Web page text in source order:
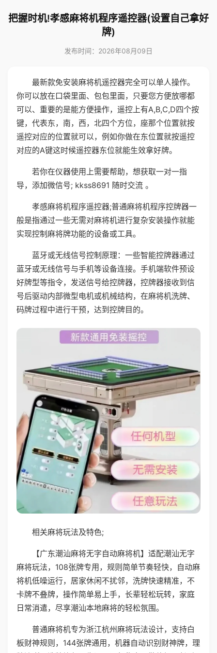
把握时机!孝感麻将机程序遥控器(设置自己拿好
牌)
发布时间：2026年08月09日
最新款免安装麻将机遥控器完全可以单人操作。
你可以放在口袋里面、包包里面，只要您方便放哪都
可以、重要的是能方便操作，遥控上有A,B,C,D四个按
键，代表东，南，西，北四个方位，座那个位置就按
遥控对应的位置就可以，例如你做在东位置就按遥控
对应的A键这时候遥控器东位就能生效拿好牌。
若你在仪器使用上需要帮助，想获取一对一指
导，添加微信号; kkss8691 随时交流 。
孝感麻将机程序遥控器;普通麻将机程序控牌器一
般是指通过一些无需对麻将机进行复杂安装操作就能
实现控制麻将牌功能的设备或工具。
蓝牙或无线信号控制原理：一些智能控牌器通过
蓝牙或无线信号与手机等设备连接。手机端软件预设
好牌型等指令，发送信号给控牌器，控牌器接收到信
号后驱动内部微型电机或机械结构，在麻将机洗牌、
码牌过程中进行干预，达到控牌目的。
相关麻将玩法及特色;
【广东潮汕麻将无字自动麻将机】适配潮汕无字
麻将玩法，108张牌专用，规则简单节奏轻快，自动麻
将机低噪运行，居家休闲不扰邻，洗牌快速精准，不
卡牌不叠牌，操作简单易上手，长辈轻松玩转，家庭
日常消遣，尽享潮汕本地麻将的轻松氛围。
普通麻将机专为浙江杭州麻将玩法设计，支持白
板财神规则，144张牌通用，机器自动识别财神牌，理